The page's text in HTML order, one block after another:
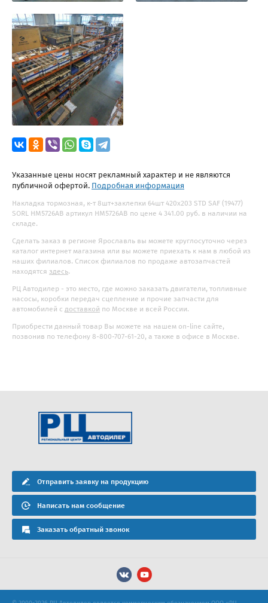
Указанные цены носят рекламный характер и не являются
публичной офертой. Подробная информация
Накладка тормозная, к-т 8шт+заклепки 64шт 420x203 STD SAF (19477)
SORL HM5726AB артикул HM5726AB по цене 4 341.00 руб. в наличии на
складе.
Сделать заказ в регионе Ярославль вы можете круглосуточно через
каталог интернет магазина или вы можете приехать к нам в любой из
наших филиалов. Список филиалов по продаже автозапчастей
находятся здесь.
РЦ Автодилер - это место, где можно заказать двигатели, топливные
насосы, коробки передач сцепление и прочие запчасти для
автомобилей с доставкой по Москве и всей России.
Приобрести данный товар Вы можете на нашем on-line сайте,
позвонив по телефону 8-800-707-61-20, а также в офисе в Москве.
Отправить заявку на продукцию
Написать нам сообщение
Заказать обратный звонок